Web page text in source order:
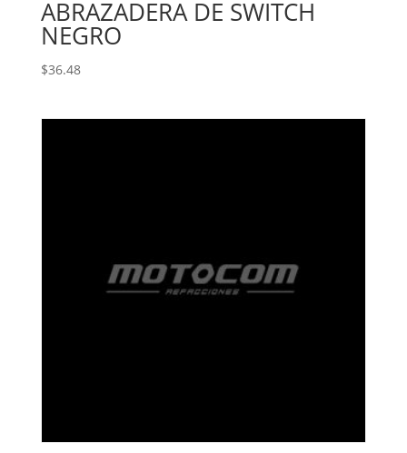
ABRAZADERA DE SWITCH
NEGRO
$36.48